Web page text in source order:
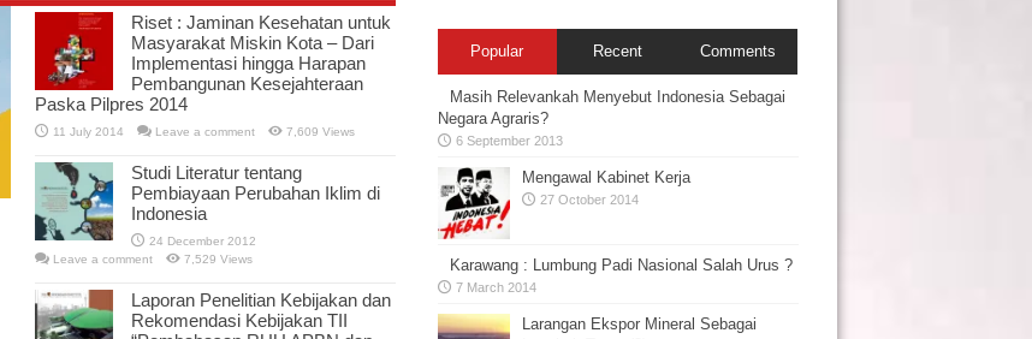
Prosesnya
Riset : Jaminan Kesehatan untuk
Masyarakat Miskin Kota – Dari
Implementasi hingga Harapan
Pembangunan Kesejahteraan
Paska Pilpres 2014
11 July 2014 Leave a comment 7,609 Views
Studi Literatur tentang
Pembiayaan Perubahan Iklim di
Indonesia
24 December 2012
Leave a comment
7,529 Views
Laporan Penelitian Kebijakan dan
Rekomendasi Kebijakan TII
Popular Recent Comments
Masih Relevankah Menyebut Indonesia Sebagai
Negara Agraris?
6 September 2013
Mengawal Kabinet Kerja
27 October 2014
Karawang : Lumbung Padi Nasional Salah Urus ?
7 March 2014
Larangan Ekspor Mineral Sebagai